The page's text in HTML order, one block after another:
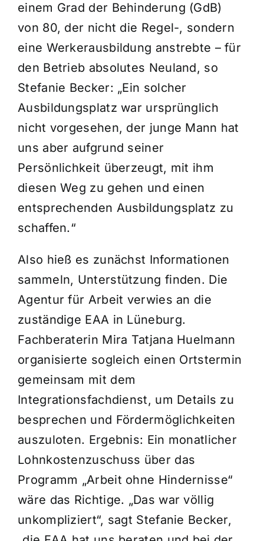
einem Grad der Behinderung (GdB)
von 80, der nicht die Regel-, sondern
eine Werkerausbildung anstrebte – für
den Betrieb absolutes Neuland, so
Stefanie Becker: „Ein solcher
Ausbildungsplatz war ursprünglich
nicht vorgesehen, der junge Mann hat
uns aber aufgrund seiner
Persönlichkeit überzeugt, mit ihm
diesen Weg zu gehen und einen
entsprechenden Ausbildungsplatz zu
schaffen.“
Also hieß es zunächst Informationen
sammeln, Unterstützung finden. Die
Agentur für Arbeit verwies an die
zuständige EAA in Lüneburg.
Fachberaterin Mira Tatjana Huelmann
organisierte sogleich einen Ortstermin
gemeinsam mit dem
Integrationsfachdienst, um Details zu
besprechen und Fördermöglichkeiten
auszuloten. Ergebnis: Ein monatlicher
Lohnkostenzuschuss über das
Programm „Arbeit ohne Hindernisse“
wäre das Richtige. „Das war völlig
unkompliziert“, sagt Stefanie Becker,